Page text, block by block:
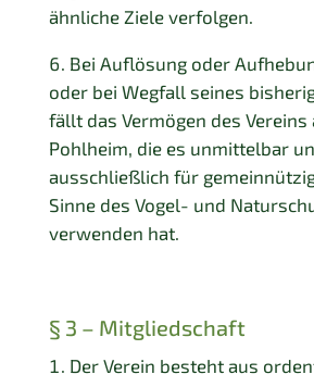
ähnliche Ziele verfolgen.
Bei Auflösung oder
oder bei Wegfall seines
fällt das Vermögen des Vereins
Pohlheim, die es unmittelbar
ausschließlich für
Sinne des Vogel- und
verwenden hat.
§ 3 – Mitgliedschaft
Der Verein besteht aus